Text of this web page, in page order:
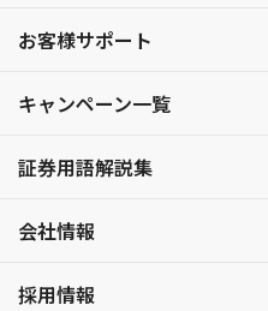
お客様サポート
キャンペーン一覧
証券用語解説集
会社情報
採用情報